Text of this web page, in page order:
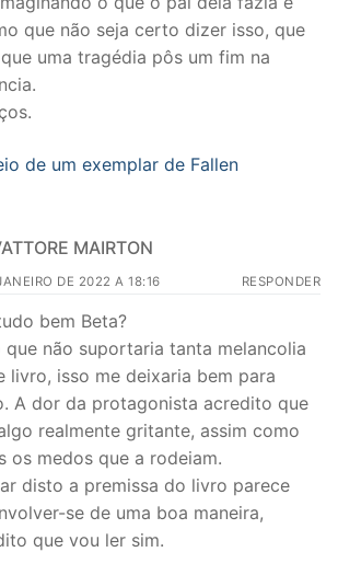
que não seja certo dizer isso, que
uma tragédia pôs um fim na
de um exemplar de Fallen
MAIRTON
DE 2022 A 18:16 RESPONDER
bem Beta?
que não suportaria tanta melancolia
livro, isso me deixaria bem para
A dor da protagonista acredito que
realmente gritante, assim como
os medos que a rodeiam.
disto a premissa do livro parece
se de uma boa maneira,
que vou ler sim.